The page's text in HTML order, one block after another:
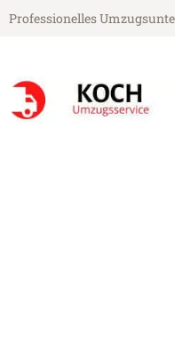
Professionelles